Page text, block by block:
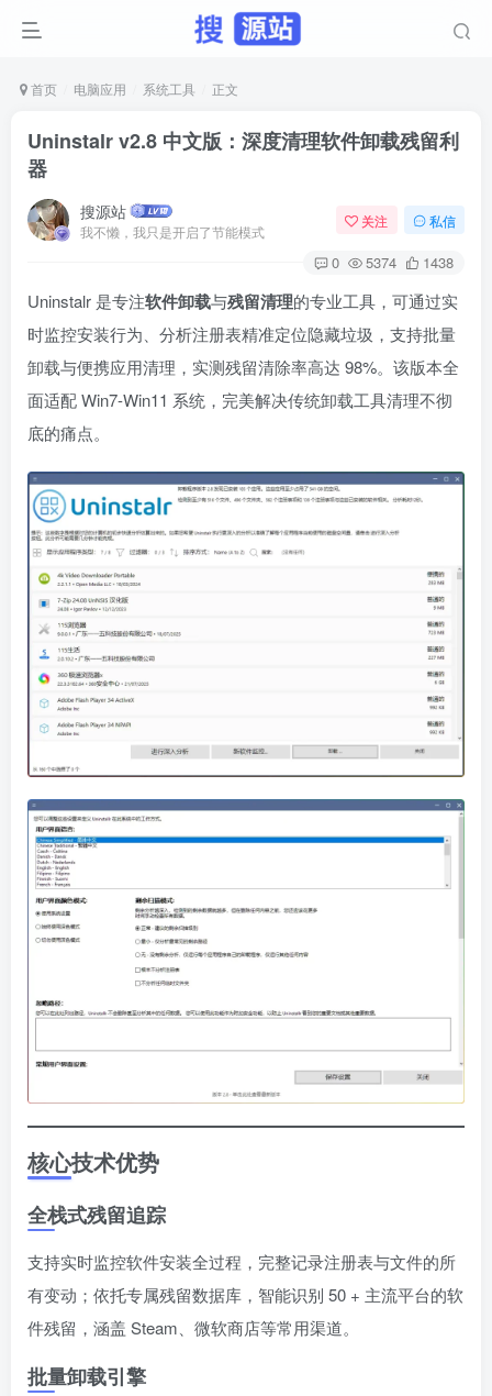
首页 电脑应用 系统工具 正文
Uninstalr v2.8 中文版：深度清理软件卸载残留利
器
搜源站
我不懒，我只是开启了节能模式
关注 私信
0 5374 1438
Uninstalr 是专注软件卸载与残留清理的专业工具，可通过实
时监控安装行为、分析注册表精准定位隐藏垃圾，支持批量
卸载与便携应用清理，实测残留清除率高达 98%。该版本全
面适配 Win7-Win11 系统，完美解决传统卸载工具清理不彻
底的痛点。
核心技术优势
全栈式残留追踪
支持实时监控软件安装全过程，完整记录注册表与文件的所
有变动；依托专属残留数据库，智能识别 50 + 主流平台的软
件残留，涵盖 Steam、微软商店等常用渠道。
批量卸载引擎